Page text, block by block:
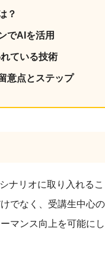
UMU AIジェスチャー課題
スピーチやプレゼンに効果的
グ
？
でAIを活用
ている技術
意点とステップ
ナリオに取り入れる
でなく、受講生中心
マンス向上を可能にし